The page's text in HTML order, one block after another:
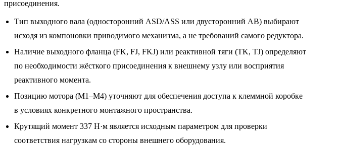
присоединения.
Тип выходного вала (односторонний ASD/ASS или двусторонний AB) выбирают
исходя из компоновки приводимого механизма, а не требований самого редуктора.
Наличие выходного фланца (FK, FJ, FKJ) или реактивной тяги (TK, TJ) определяют
по необходимости жёсткого присоединения к внешнему узлу или восприятия
реактивного момента.
Позицию мотора (M1–M4) уточняют для обеспечения доступа к клеммной коробке
в условиях конкретного монтажного пространства.
Крутящий момент 337 Н·м является исходным параметром для проверки
соответствия нагрузкам со стороны внешнего оборудования.